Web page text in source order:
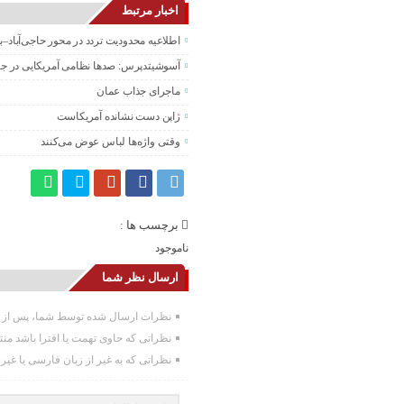
اخبار مرتبط
اطلاعیه محدودیت تردد در محور
آسوشیتدپرس: صدها نظامی آمریکایی در
ماجرای جذاب عمان
ژاپن دست نشانده آمریکاست
وقتی واژه‌ها لباس عوض می‌کنند
برچسب ها :
ناموجود
ارسال نظر شما
نظرات ارسال شده توسط شما، پس از
نظراتی که حاوی تهمت یا افترا باشد
نظراتی که به غیر از زبان فارسی یا